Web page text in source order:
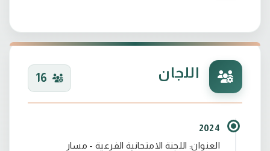
اللجان 16
2024
العنوان: اللجنة الامتحانية الفرعية - مسار